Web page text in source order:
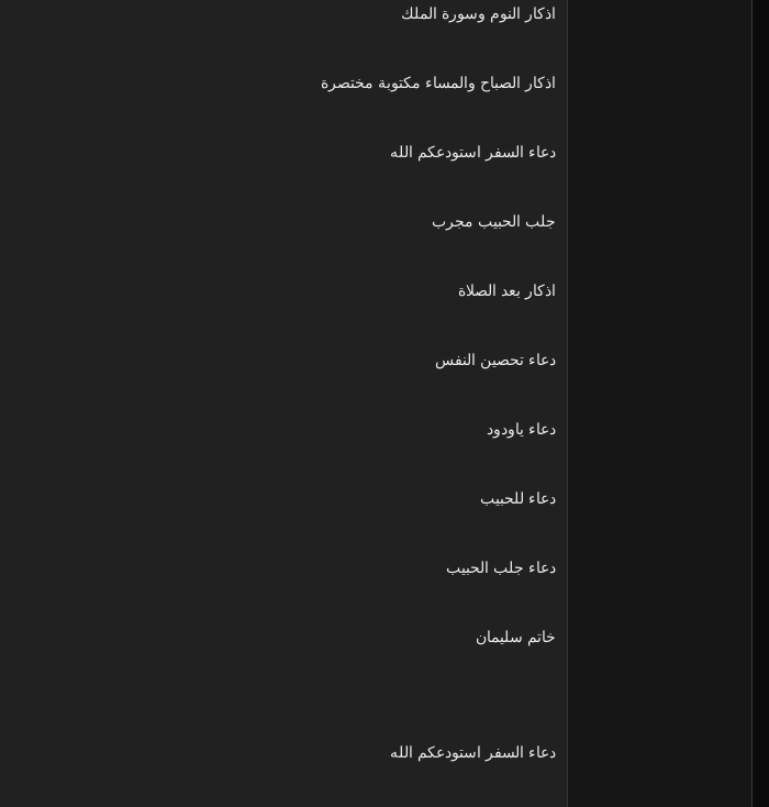
اذكار النوم وسورة الملك
اذكار الصباح والمساء مكتوبة مختصرة
دعاء السفر استودعكم الله
جلب الحبيب مجرب
اذكار بعد الصلاة
دعاء تحصين النفس
دعاء ياودود
دعاء للحبيب
دعاء جلب الحبيب
خاتم سليمان
دعاء السفر استودعكم الله